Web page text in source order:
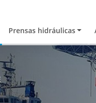
Prensas hidráulicas